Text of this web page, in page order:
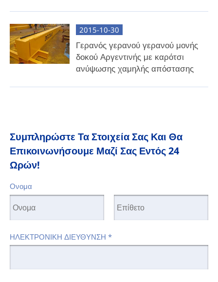
2015-10-30
Γερανός γερανού γερανού μονής
δοκού Αργεντινής με καρότσι
ανύψωσης χαμηλής απόστασης
Συμπληρώστε Τα Στοιχεία Σας Και Θα
Επικοινωνήσουμε Μαζί Σας Εντός 24
Ωρών!
Ονομα
ΗΛΕΚΤΡΟΝΙΚΗ ΔΙΕΥΘΥΝΣΗ *